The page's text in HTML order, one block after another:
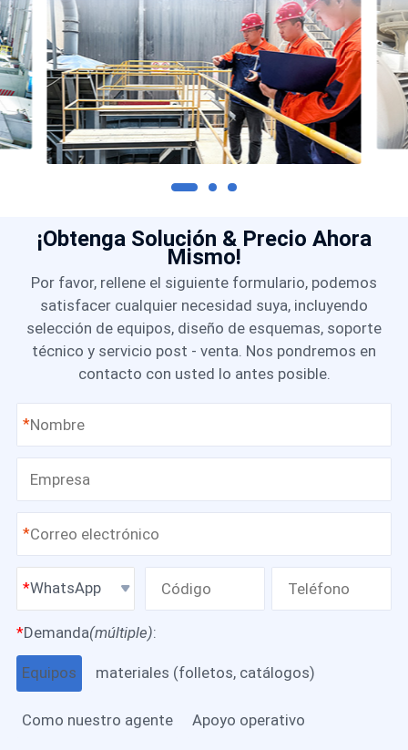
¡Obtenga Solución & Precio Ahora
Mismo!
Por favor, rellene el siguiente formulario, podemos
satisfacer cualquier necesidad suya, incluyendo
selección de equipos, diseño de esquemas, soporte
técnico y servicio post - venta. Nos pondremos en
contacto con usted lo antes posible.
*
*
WhatsApp
*Demanda(múltiple):
Equipos materiales (folletos, catálogos)
Como nuestro agente Apoyo operativo